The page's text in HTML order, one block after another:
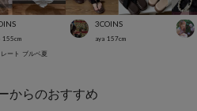
155cm
ート
ブルベ夏
3COINS
aya 157cm
からのおすすめ